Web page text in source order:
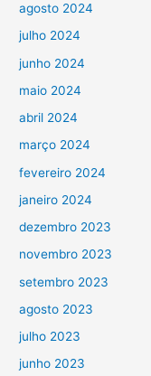
agosto 2024
julho 2024
junho 2024
maio 2024
abril 2024
março 2024
fevereiro 2024
janeiro 2024
dezembro 2023
novembro 2023
setembro 2023
agosto 2023
julho 2023
junho 2023